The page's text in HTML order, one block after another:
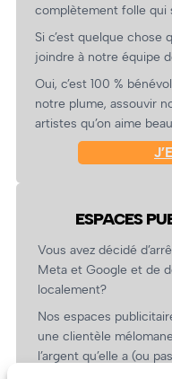
complètement folle qui
Si c’est quelque chose
joindre à notre équipe
Oui, c’est 100 %
notre plume, assouvir
artistes qu’on aime
ESPACES
Vous avez décidé
Meta et Google et de
localement?
Nos espaces
une clientèle
l’argent qu’elle a (ou